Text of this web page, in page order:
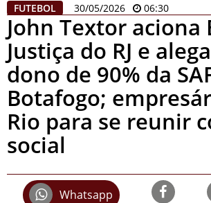
FUTEBOL 30/05/2026 06:30
John Textor aciona
Justiça do RJ e
dono de 90% da
Botafogo;
Rio para se reunir
social
Whatsapp